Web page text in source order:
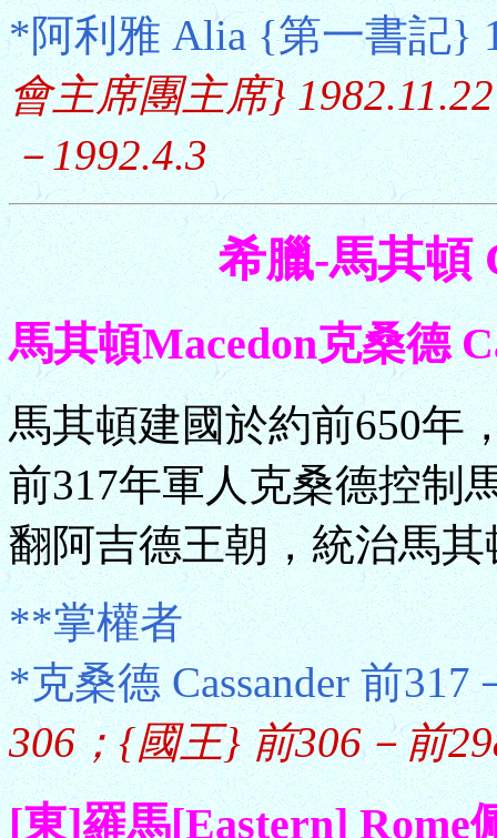
*阿利雅 Alia {第一書記}
會主席團主席}
－1992.4.3
希臘-馬其頓
馬其頓Macedon克桑德
馬其頓建國於約前650年
前317年軍人克桑德控制
翻阿吉德王朝，統治馬
**掌權者
*克桑德 Cassander 前
306；{國王} 前306－前
[東]羅馬[Eastern] Rome